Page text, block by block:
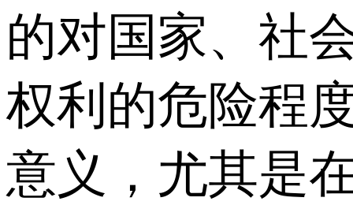
的对国家、社
权利的危险程
意义，尤其是